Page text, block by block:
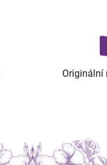
Originální